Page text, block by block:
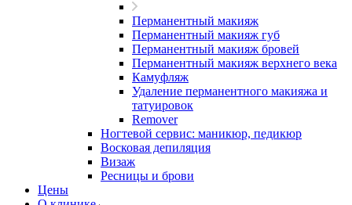
Перманентный макияж
Перманентный макияж губ
Перманентный макияж бровей
Перманентный макияж верхнего века
Камуфляж
Удаление перманентного макияжа и
татуировок
Remover
Ногтевой сервис: маникюр, педикюр
Восковая депиляция
Визаж
Ресницы и брови
Цены